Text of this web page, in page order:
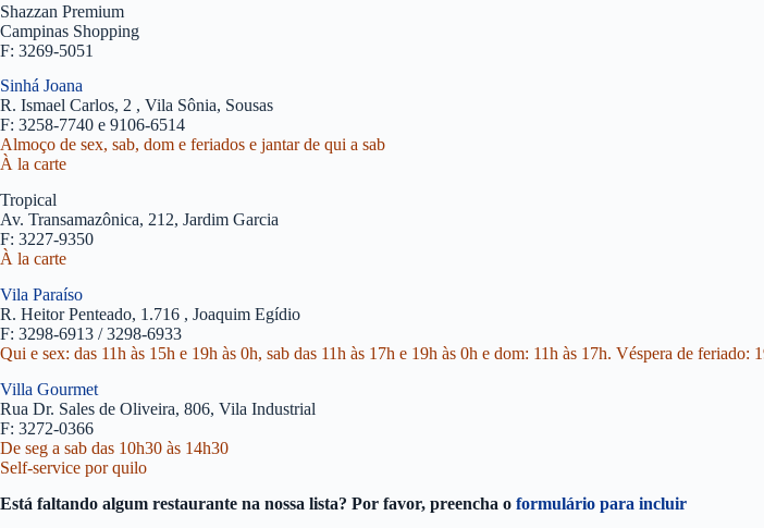
Shazzan Premium
Campinas Shopping
F: 3269-5051
Sinhá Joana
R. Ismael Carlos, 2 , Vila Sônia, Sousas
F: 3258-7740 e 9106-6514
Almoço de sex, sab, dom e feriados e jantar de qui a sab
À la carte
Tropical
Av. Transamazônica, 212, Jardim Garcia
F: 3227-9350
À la carte
Vila Paraíso
R. Heitor Penteado, 1.716 , Joaquim Egídio
F: 3298-6913 / 3298-6933
Qui e sex: das 11h às 15h e 19h às 0h, sab das 11h às 17h e 19h às 0h e dom: 11h às 17h. Véspera de feriado:
Villa Gourmet
Rua Dr. Sales de Oliveira, 806, Vila Industrial
F: 3272-0366
De seg a sab das 10h30 às 14h30
Self-service por quilo
Está faltando algum restaurante na nossa lista? Por favor, preencha o formulário para incluir